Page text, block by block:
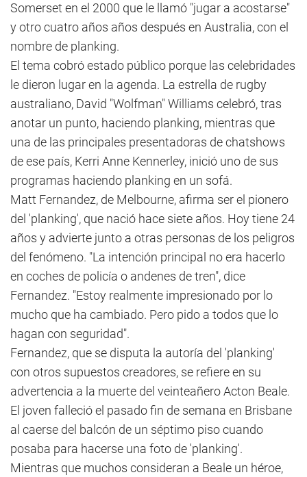
Somerset en el 2000 que le llamó "jugar a acostarse"
y otro cuatro años años después en Australia, con el
nombre de planking.
El tema cobró estado público porque las celebridades
le dieron lugar en la agenda. La estrella de rugby
australiano, David "Wolfman" Williams celebró, tras
anotar un punto, haciendo planking, mientras que
una de las principales presentadoras de chatshows
de ese país, Kerri Anne Kennerley, inició uno de sus
programas haciendo planking en un sofá.
Matt Fernandez, de Melbourne, afirma ser el pionero
del 'planking', que nació hace siete años. Hoy tiene 24
años y advierte junto a otras personas de los peligros
del fenómeno. "La intención principal no era hacerlo
en coches de policía o andenes de tren", dice
Fernandez. "Estoy realmente impresionado por lo
mucho que ha cambiado. Pero pido a todos que lo
hagan con seguridad".
Fernandez, que se disputa la autoría del 'planking'
con otros supuestos creadores, se refiere en su
advertencia a la muerte del veinteañero Acton Beale.
El joven falleció el pasado fin de semana en Brisbane
al caerse del balcón de un séptimo piso cuando
posaba para hacerse una foto de 'planking'.
Mientras que muchos consideran a Beale un héroe,